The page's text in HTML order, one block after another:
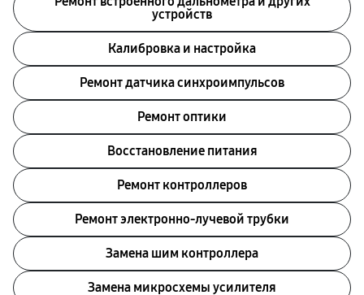
устройств
Калибровка и настройка
Ремонт датчика синхроимпульсов
Ремонт оптики
Восстановление питания
Ремонт контроллеров
Ремонт электронно-лучевой трубки
Замена шим контроллера
Замена микросхемы усилителя